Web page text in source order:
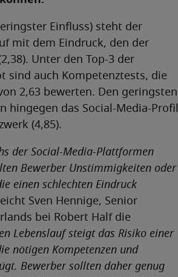
Einfluss) steht der
mit dem Eindruck, den der
Unter den Top-3 der
sind auch Kompetenztests, die
2,63 bewerten. Den geringsten
hingegen das Social-Media-Profil
(4,85).
der Social-Media-Plattformen
Bewerber Unstimmigkeiten oder
einen schlechten Eindruck
Sven Hennige, Senior
bei Robert Half die
Lebenslauf steigt das Risiko einer
nötigen Kompetenzen und
Bewerber sollten daher genug